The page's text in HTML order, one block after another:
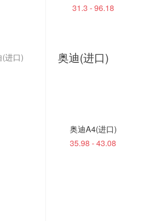
31.3 - 96.18
进口) 奥迪(进口)
奥迪A4(进口)
35.98 - 43.08